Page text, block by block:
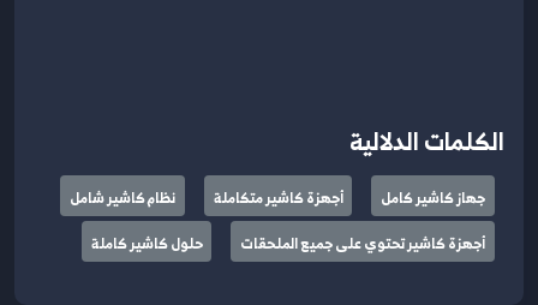
الكلمات الدلالية
جهاز كاشير كامل أجهزة كاشير متكاملة
نظام كاشير شامل
أجهزة كاشير تحتوي على جميع الملحقات
حلول كاشير كاملة